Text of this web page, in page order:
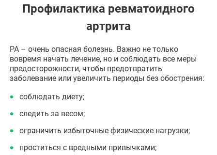
Профилактика ревматоидного
артрита
РА – очень опасная болезнь. Важно не только
вовремя начать лечение, но и соблюдать все меры
предосторожности, чтобы предотвратить
заболевание или увеличить периоды без обострения:
соблюдать диету;
следить за весом;
ограничить избыточные физические нагрузки;
проститься с вредными привычками;